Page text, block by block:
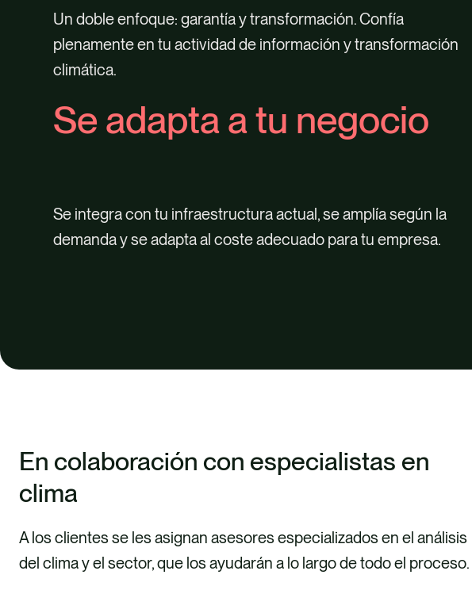
Un doble enfoque: garantía y transformación. Confía
plenamente en tu actividad de información y transformación
climática.
Se adapta a tu negocio
Se integra con tu infraestructura actual, se amplía según la
demanda y se adapta al coste adecuado para tu empresa.
En colaboración con especialistas en
clima
A los clientes se les asignan asesores especializados en el análisis
del clima y el sector, que los ayudarán a lo largo de todo el proceso.